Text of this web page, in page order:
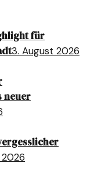
für
3. August 2026
neuer